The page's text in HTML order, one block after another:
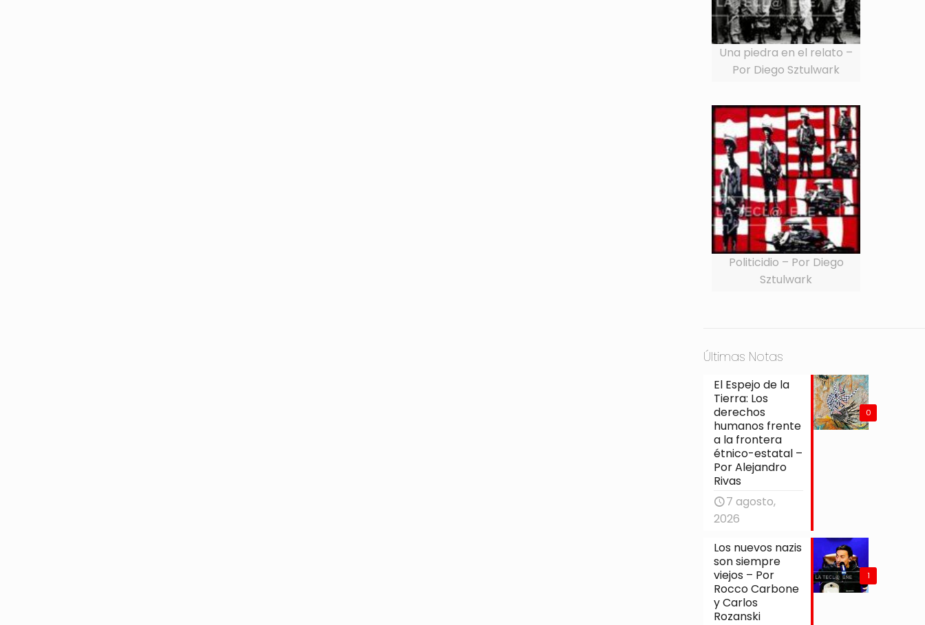
Una piedra en el relato –
Por Diego Sztulwark
Politicidio – Por Diego
Sztulwark
Últimas Notas
0
El Espejo de la
Tierra: Los
derechos
humanos frente
a la frontera
étnico-estatal –
Por Alejandro
Rivas
7 agosto,
2026
1
Los nuevos nazis
son siempre
viejos – Por
Rocco Carbone
y Carlos
Rozanski